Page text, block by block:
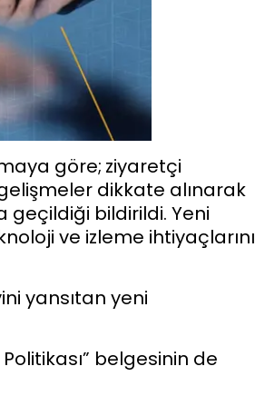
göre; ziyaretçi
dikkate alınarak
geçildiği bildirildi. Yeni
ve izleme ihtiyaçlarını
yansıtan yeni
belgesinin de